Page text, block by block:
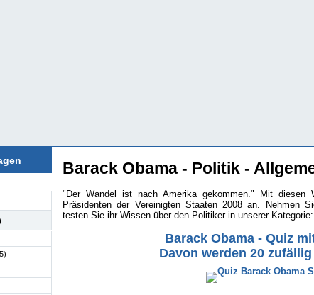
Barack Obama - Politik -
"Der Wandel ist nach Amerika gekommen." Mit diesen
Präsidenten der Vereinigten Staaten 2008 an. Nehmen
testen Sie ihr Wissen über den Politiker in unserer Kategorie:
Barack Obama - Quiz
Davon werden 20